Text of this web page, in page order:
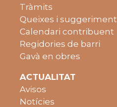
Tràmits
Queixes i
Calendari contribuent
Regidories de barri
Gavà en obres
ACTUALITAT
Avisos
Notícies